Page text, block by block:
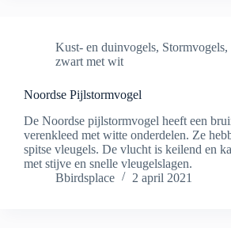
Kust- en duinvogels, Stormvogels,
zwart met wit
Noordse Pijlstormvogel
De Noordse pijlstormvogel heeft een
verenkleed met witte onderdelen. Ze
spitse vleugels. De vlucht is keilend en
met stijve en snelle vleugelslagen.
Bbirdsplace
2 april 2021